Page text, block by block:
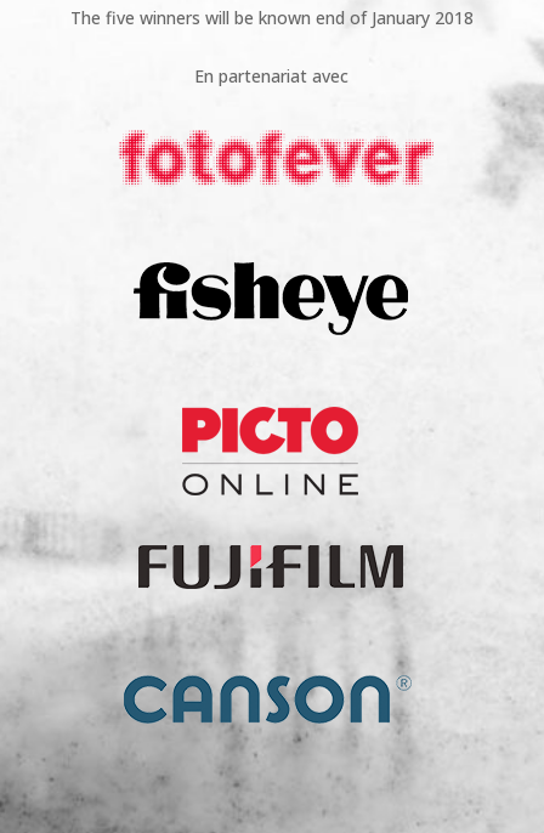
The five winners will be known end of January 2018
En partenariat avec